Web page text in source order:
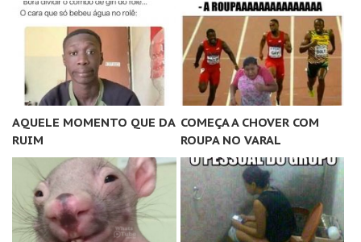
AQUELE MOMENTO QUE DA
RUIM
COMEÇA A CHOVER COM
ROUPA NO VARAL